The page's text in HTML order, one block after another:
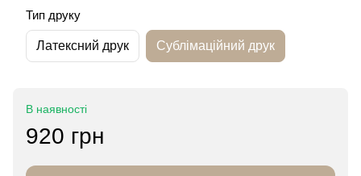
Тип друку
Латексний друк Сублімаційний друк
В наявності
920 грн